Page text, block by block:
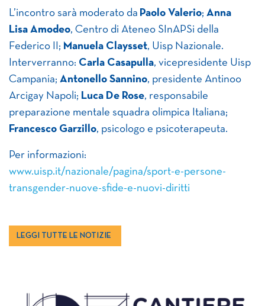
L’incontro sarà moderato da Paolo Valerio; Anna
Lisa Amodeo, Centro di Ateneo SInAPSi della
Federico II; Manuela Claysset, Uisp Nazionale.
Interverranno: Carla Casapulla, vicepresidente Uisp
Campania; Antonello Sannino, presidente Antinoo
Arcigay Napoli; Luca De Rose, responsabile
preparazione mentale squadra olimpica Italiana;
Francesco Garzillo, psicologo e psicoterapeuta.
Per informazioni:
www.uisp.it/nazionale/pagina/sport-e-persone-
transgender-nuove-sfide-e-nuovi-diritti
LEGGI TUTTE LE NOTIZIE